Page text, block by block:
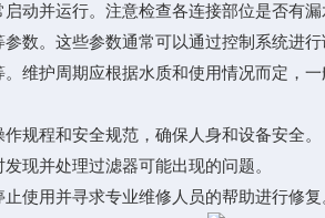
并运行。注意检查各连接部位是否有漏
。这些参数通常可以通过控制系统进行
护周期应根据水质和使用情况而定，一
程和安全规范，确保人身和设备安全。
并处理过滤器可能出现的问题。
用并寻求专业维修人员的帮助进行修复